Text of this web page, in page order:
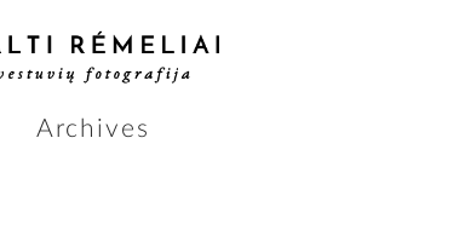
Archives